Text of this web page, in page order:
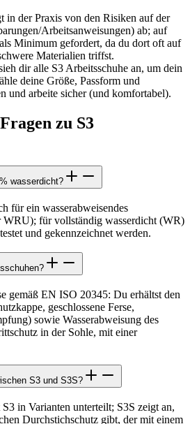
in der Praxis von den Risiken auf der
Arbeitsanweisungen) ab; auf
Minimum gefordert, da du dort oft auf
Materialien triffst.
dir alle S3 Arbeitsschuhe an, um dein
deine Größe, Passform und
und arbeite sicher (und komfortabel).
zu S3
wasserdicht?
für ein wasserabweisendes
für vollständig wasserdicht (WR)
und gekennzeichnet werden.
gemäß EN ISO 20345: Du erhältst den
geschlossene Ferse,
sowie Wasserabweisung des
in der Sohle, mit einer
S3 und S3S?
in Varianten unterteilt; S3S zeigt an,
Durchstichschutz gibt, der mit einem